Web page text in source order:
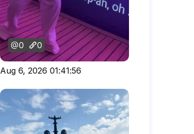
0 0
Aug 6, 2026 01:41:56